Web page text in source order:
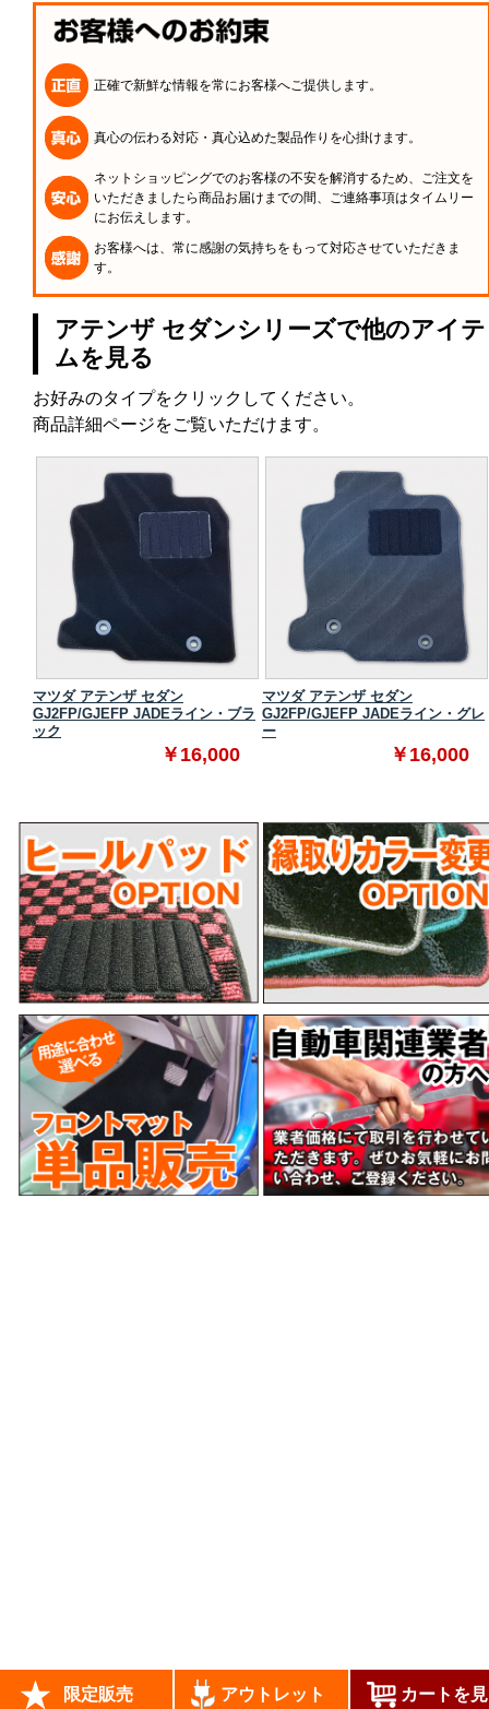
正確で新鮮な情報を常にお客様へご提供します。
真心の伝わる対応・真心込めた製品作りを心掛けます。
ネットショッピングでのお客様の不安を解消するため、ご注文を
いただきましたら商品お届けまでの間、ご連絡事項はタイムリー
にお伝えします。
お客様へは、常に感謝の気持ちをもって対応させていただきま
す。
アテンザ セダンシリーズで他のアイテ
ムを見る
お好みのタイプをクリックしてください。
商品詳細ページをご覧いただけます。
マツダ アテンザ セダン
GJ2FP/GJEFP JADEライン・ブラ
ック
￥16,000
マツダ アテンザ セダン
GJ2FP/GJEFP JADEライン・グレ
ー
￥16,000
copyrights (c) JADE All Rights Reserved.
限定販売 アウトレット カートを